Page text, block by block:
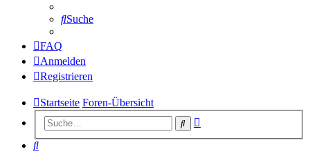
Suche
FAQ
Anmelden
Registrieren
Startseite Foren-Übersicht
Suche
Suche